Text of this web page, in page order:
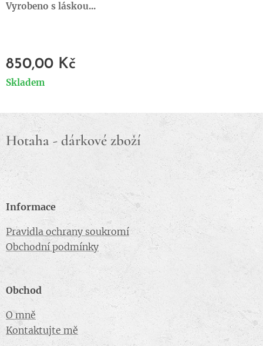
Vyrobeno s láskou...
850,00 Kč
Skladem
Hotaha - dárkové zboží
Informace
Pravidla ochrany soukromí
Obchodní podmínky
Obchod
O mně
Kontaktujte mě